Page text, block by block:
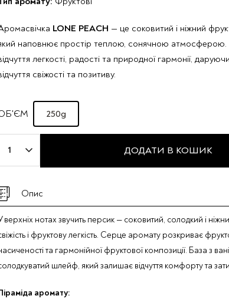
LONE PEACH — це соковитий і ніжний
наповнює простір теплою, сонячною
легкості, радості та природної гармонії,
свіжості та позитиву.
250g
ДОДАТИ В КОШИК
Опис
верхніх нотах звучить персик — соковитий, солодкий і
і фруктову легкість. Серце аромату розкриває
та гармонійної фруктової композиції. База з
шлейф, який залишає відчуття комфорту та
аромату: